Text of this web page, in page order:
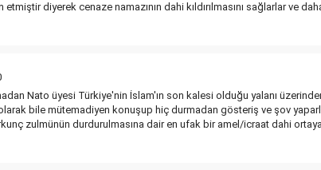
diyerek cenaze namazının dahi kıldırılmasını sağlarlar ve
Nato üyesi Türkiye'nin İslam'ın son kalesi olduğu yalanı
bile mütemadiyen konuşup hiç durmadan gösteriş ve şov
zulmünün durdurulmasına dair en ufak bir amel/icraat dahi